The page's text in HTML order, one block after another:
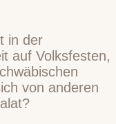
in der
auf Volksfesten,
von anderen